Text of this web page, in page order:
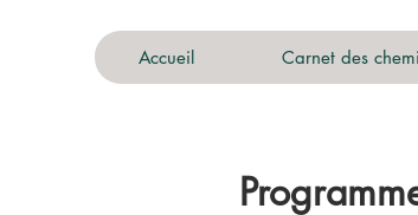
Accueil Carnet des